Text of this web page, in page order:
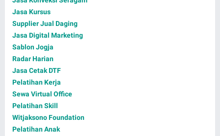
Jasa Kursus
Supplier Jual Daging
Jasa Digital Marketing
Sablon Jogja
Radar Harian
Jasa Cetak DTF
Pelatihan Kerja
Sewa Virtual Office
Pelatihan Skill
Witjaksono Foundation
Pelatihan Anak